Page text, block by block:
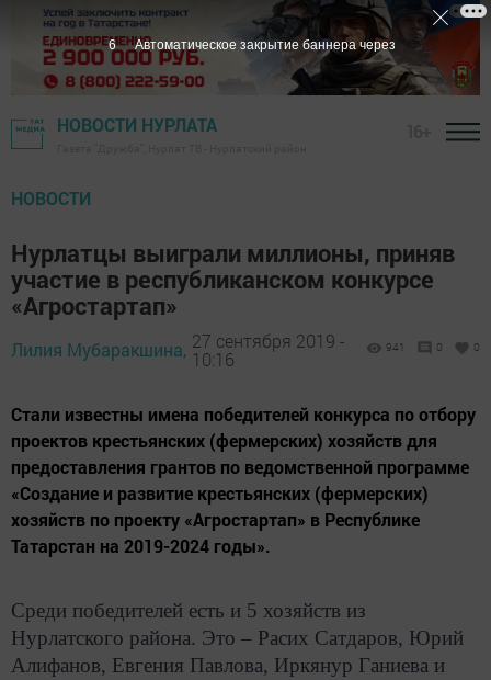
НОВОСТИ НУРЛАТА
НОВОСТИ
Нурлатцы выиграли миллионы, приняв
участие в республиканском конкурсе
«Агростартап»
Лилия Мубаракшина, 27 сентября 2019 -
10:16
941 0 0
Стали известны имена победителей конкурса по отбору
проектов крестьянских (фермерских) хозяйств для
предоставления грантов по ведомственной программе
«Создание и развитие крестьянских (фермерских)
хозяйств по проекту «Агростартап» в Республике
Татарстан на 2019-2024 годы».
Среди победителей есть и 5 хозяйств из
Нурлатского района. Это – Расих Сатдаров, Юрий
Алифанов, Евгения Павлова, Иркянур Ганиева и
5 Автоматическое закрытие баннера через